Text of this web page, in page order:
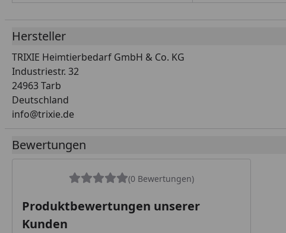
Hersteller
TRIXIE Heimtierbedarf GmbH & Co. KG
Industriestr. 32
24963 Tarb
Deutschland
info@trixie.de
Bewertungen
(0 Bewertungen)
Produktbewertungen unserer
Kunden